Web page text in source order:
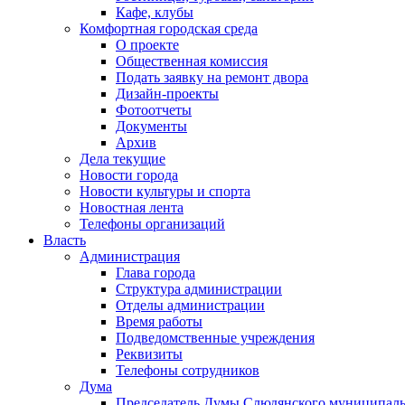
Кафе, клубы
Комфортная городская среда
О проекте
Общественная комиссия
Подать заявку на ремонт двора
Дизайн-проекты
Фотоотчеты
Документы
Архив
Дела текущие
Новости города
Новости культуры и спорта
Новостная лента
Телефоны организаций
Власть
Администрация
Глава города
Структура администрации
Отделы администрации
Время работы
Подведомственные учреждения
Реквизиты
Телефоны сотрудников
Дума